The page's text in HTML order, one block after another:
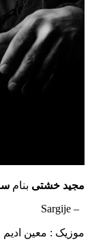
مجید خشتی بنام
– Sargije
موزیک : معین ادیم